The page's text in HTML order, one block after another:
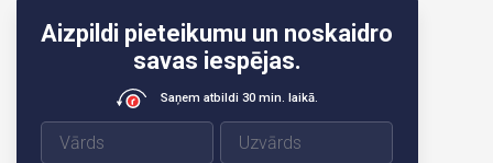
Aizpildi pieteikumu un noskaidro
savas iespējas.
Saņem atbildi 30 min. laikā.